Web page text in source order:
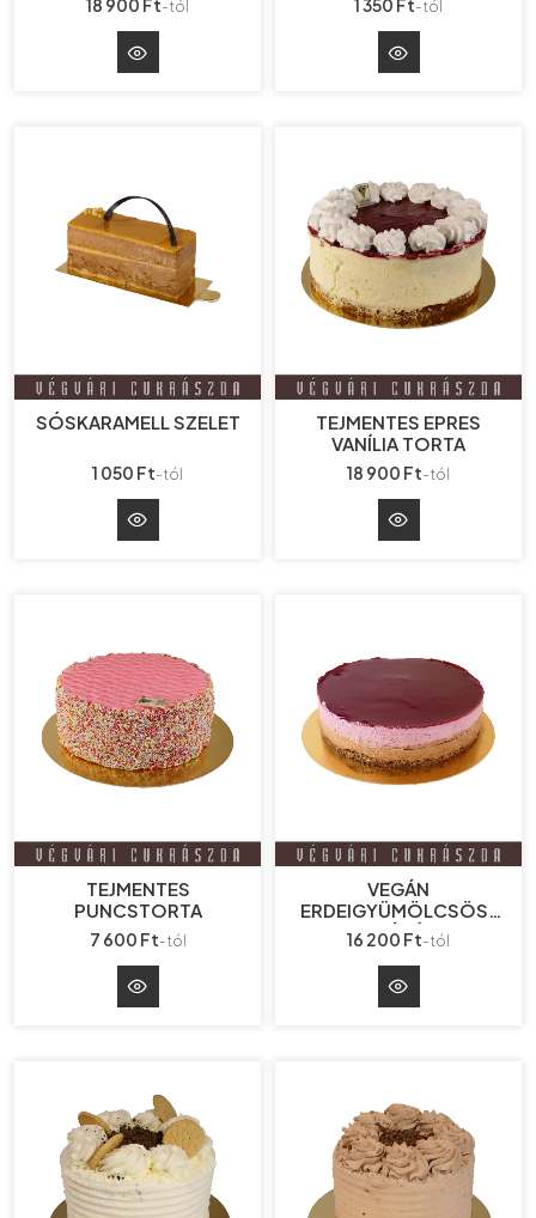
18 900 Ft-tól 1 350 Ft-tól
SÓSKARAMELL SZELET
1 050 Ft-tól
TEJMENTES EPRES
VANÍLIA TORTA
18 900 Ft-tól
TEJMENTES
PUNCSTORTA
7 600 Ft-tól
VEGÁN
ERDEIGYÜMÖLCSÖS-
CSOKOLÁDÉ TORTA
16 200 Ft-tól